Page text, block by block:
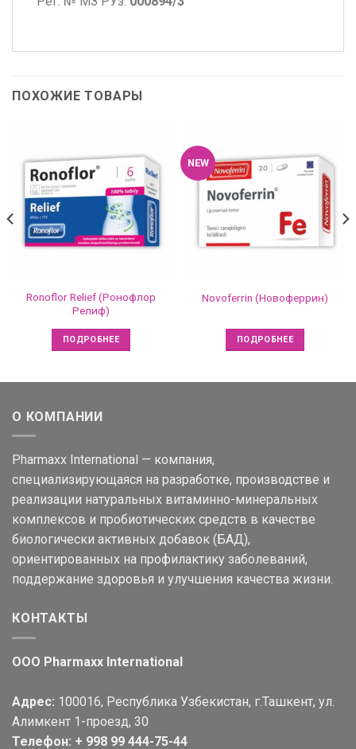
ПОХОЖИЕ ТОВАРЫ
Ronoflor Relief (Ронофлор
Релиф)
ПОДРОБНЕЕ
NEW
Novoferrin (Новоферрин)
ПОДРОБНЕЕ
О КОМПАНИИ
Pharmaxx International — компания,
специализирующаяся на разработке, производстве и
реализации натуральных витаминно-минеральных
комплексов и пробиотических средств в качестве
биологически активных добавок (БАД),
ориентированных на профилактику заболеваний,
поддержание здоровья и улучшения качества жизни.
КОНТАКТЫ
OOO Pharmaxx International
Адрес: 100016, Республика Узбекистан, г.Ташкент, ул.
Алимкент 1-проезд, 30
Телефон: + 998 99 444-75-44